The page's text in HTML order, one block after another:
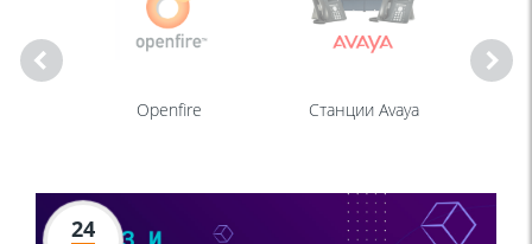
Openfire Станции Avaya
24